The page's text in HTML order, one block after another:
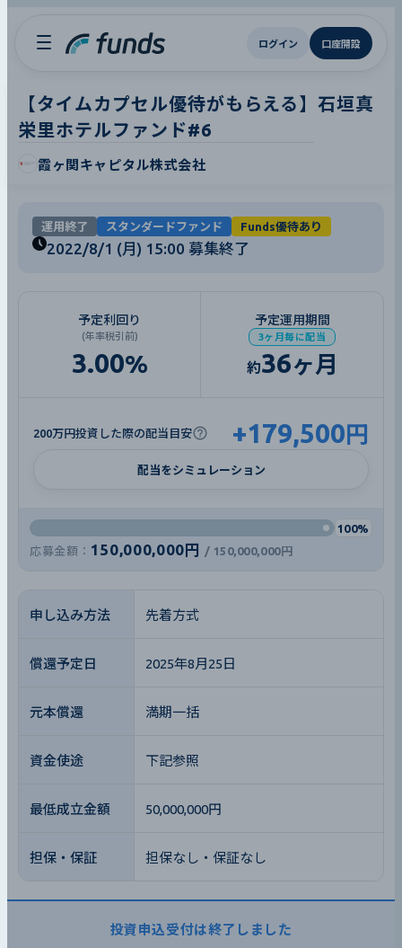
ログイン 口座開設
【タイムカプセル優待がもらえる】石垣真
栄里ホテルファンド#6
霞ヶ関キャピタル株式会社
運用終了 スタンダードファンド Funds優待あり
2022/8/1 (月) 15:00 募集終了
予定利回り
(年率税引前)
3.00%
予定運用期間
3ヶ月毎に配当
約36ヶ月
200万円投資した際の配当目安 +179,500 円
配当をシミュレーション
100%
応募金額： 150,000,000円 / 150,000,000円
申し込み方法 先着方式
償還予定日 2025年8月25日
元本償還 満期一括
資金使途 下記参照
最低成立金額 50,000,000円
担保・保証 担保なし・保証なし
投資申込受付は終了しました